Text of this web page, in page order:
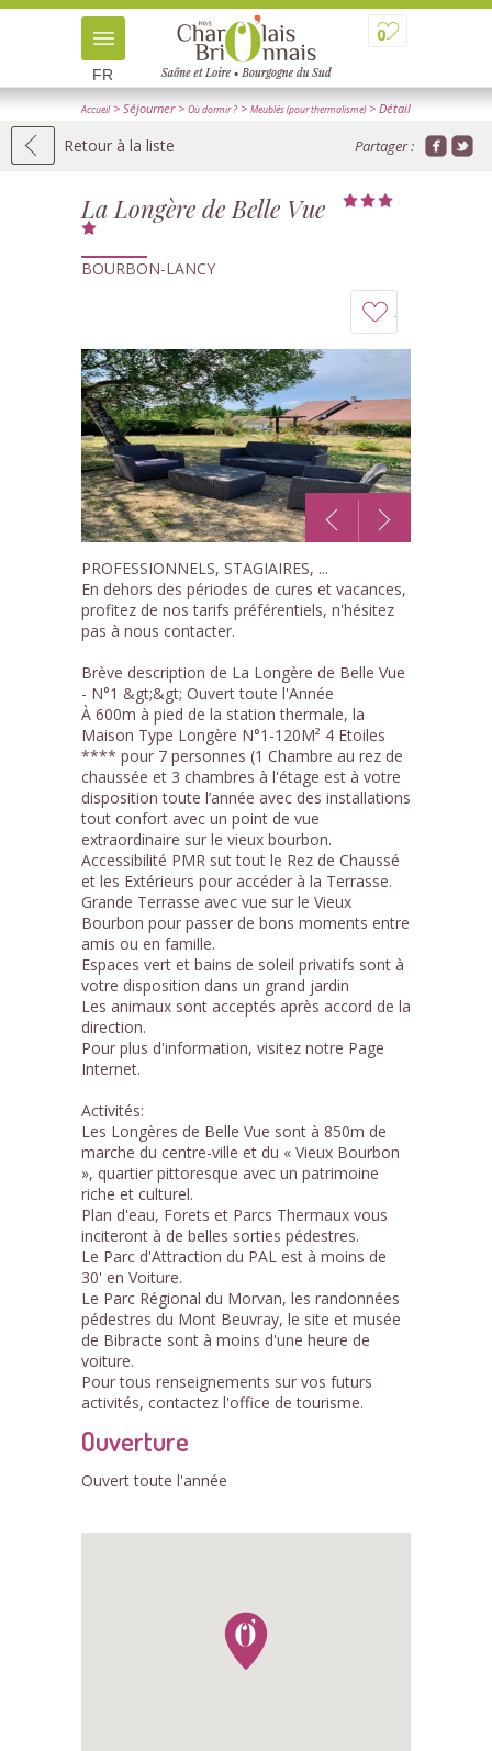
0
FR
Accueil> Séjourner> Où dormir ? > Meublés (pour thermalisme)> Détail
Retour à la liste Partager :
La Longère de Belle Vue
BOURBON-LANCY
à
mon
carnet
1
PROFESSIONNELS, STAGIAIRES, ...
En dehors des périodes de cures et vacances,
profitez de nos tarifs préférentiels, n'hésitez
pas à nous contacter.
Brève description de La Longère de Belle Vue
- N°1 &gt;&gt; Ouvert toute l'Année
À 600m à pied de la station thermale, la
Maison Type Longère N°1-120M² 4 Etoiles
**** pour 7 personnes (1 Chambre au rez de
chaussée et 3 chambres à l'étage est à votre
disposition toute l’année avec des installations
tout confort avec un point de vue
extraordinaire sur le vieux bourbon.
Accessibilité PMR sut tout le Rez de Chaussé
et les Extérieurs pour accéder à la Terrasse.
Grande Terrasse avec vue sur le Vieux
Bourbon pour passer de bons moments entre
amis ou en famille.
Espaces vert et bains de soleil privatifs sont à
votre disposition dans un grand jardin
Les animaux sont acceptés après accord de la
direction.
Pour plus d'information, visitez notre Page
Internet.
Activités:
Les Longères de Belle Vue sont à 850m de
marche du centre-ville et du « Vieux Bourbon
», quartier pittoresque avec un patrimoine
riche et culturel.
Plan d'eau, Forets et Parcs Thermaux vous
inciteront à de belles sorties pédestres.
Le Parc d'Attraction du PAL est à moins de
30' en Voiture.
Le Parc Régional du Morvan, les randonnées
pédestres du Mont Beuvray, le site et musée
de Bibracte sont à moins d'une heure de
voiture.
Pour tous renseignements sur vos futurs
activités, contactez l'office de tourisme.
Ouverture
Ouvert toute l'année